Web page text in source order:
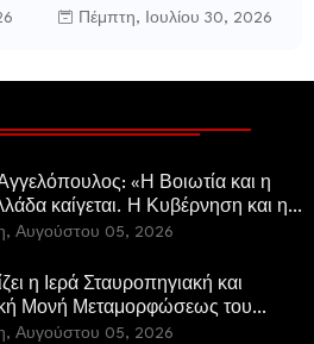
Θ.
αστυνομικό μυθιστόρημα της
Κατερίνας Πανούση Οι ρόλοι
Πέμπτη, Ιουλίου 30, 2026
«Η Βοιωτία και η
καίγεται. Η Κυβέρνηση και η
Αρχή αυτοθαυμάζονται.»
Αυγούστου 05, 2026
η Ιερά Σταυροπηγιακή και
Μονή Μεταμορφώσεως του
Καμενων Βουρλων (Μονή Αγιάς ή
Αυγούστου 05, 2026